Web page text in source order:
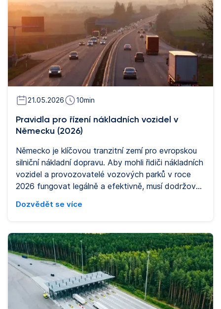
21.05.2026 10min
Pravidla pro řízení nákladních vozidel v
Německu (2026)
Německo je klíčovou tranzitní zemí pro evropskou
silniční nákladní dopravu. Aby mohli řidiči nákladních
vozidel a provozovatelé vozových parků v roce
2026 fungovat legálně a efektivně, musí dodržovat
se týkají řidičských oprávnění, zákazů jízdy, dob
hmotnostních omezení i technického vybavení
vozidel. Znalost pravidel pro řízení nákladních
vozidel v Německu pomáhá dopravním firmám
vyhnout se pokutám, zpožděním a provozním
rizikům při vnitrostátní i přeshraniční přepravě.
Dozvědět se více